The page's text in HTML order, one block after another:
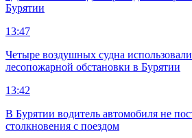
Бурятии
13:47
Четыре воздушных судна
лесопожарной обстановки в Бурятии
13:42
В Бурятии водитель автомобиля не
столкновения с поездом